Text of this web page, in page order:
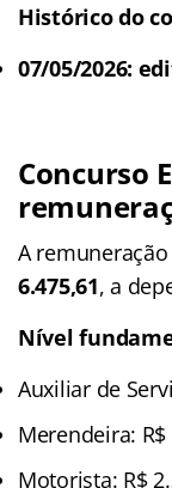
Histórico do
07/05/2026:
Concurso
A
6.475,61, a
Nível
Auxiliar de
Merendeira: R$
Motorista: R$